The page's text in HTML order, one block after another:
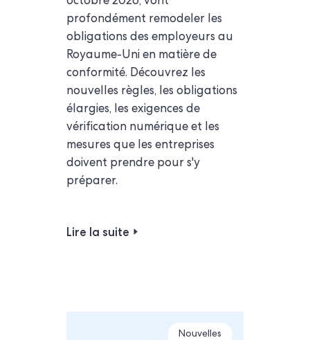
profondément remodeler les
obligations des employeurs au
Royaume-Uni en matière de
conformité. Découvrez les
nouvelles règles, les obligations
élargies, les exigences de
vérification numérique et les
mesures que les entreprises
doivent prendre pour s'y
préparer.
Lire la suite
Nouvelles